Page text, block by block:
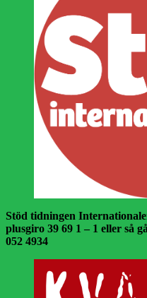
Stöd tidningen
plusgiro 39 69 1 – 1 eller så
052 4934